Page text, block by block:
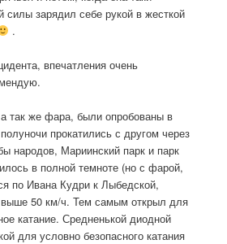
силы зарядил себе рукой в жесткой
.
впечатления очень
так же фара, были опробованы в
прокатились с другом через
народов, Мариинский парк и парк
в полной темноте (но с фарой,
по Ивана Кудри к Лыбедской,
выше 50 км/ч. Тем самым открыл для
катание. Средненькой диодной
для условно безопасного катания